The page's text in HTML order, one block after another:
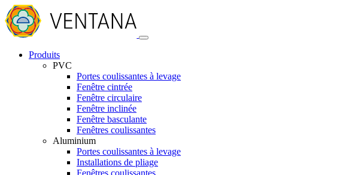
Produits
PVC
Portes coulissantes à levage
Fenêtre cintrée
Fenêtre circulaire
Fenêtre inclinée
Fenêtre basculante
Fenêtres coulissantes
Aluminium
Portes coulissantes à levage
Installations de pliage
Fenêtres coulissantes